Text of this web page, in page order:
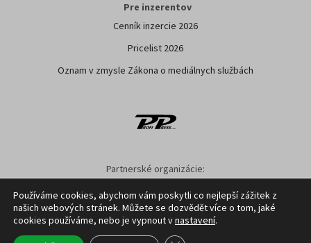
Pre inzerentov
Cenník inzercie 2026
Pricelist 2026
Oznam v zmysle Zákona o mediálnych službách
Partnerské organizácie:
Nastavenie cookies GDPR Facebook Kontakt
Používáme cookies, abychom vám poskytli co nejlepší zážitek z
našich webových stránek. Můžete se dozvědět více o tom, jaké
cookies používáme, nebo je vypnout vnastavení.